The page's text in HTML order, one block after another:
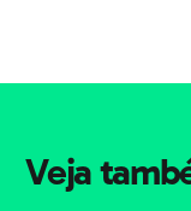
No contexto da
pessoa primeiro
Veja